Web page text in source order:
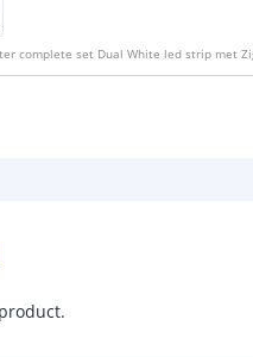
complete set Dual White led strip met
en vele anderen'